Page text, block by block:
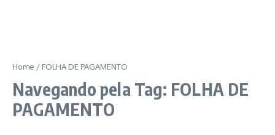
Home / FOLHA DE PAGAMENTO
Navegando pela Tag: FOLHA DE
PAGAMENTO